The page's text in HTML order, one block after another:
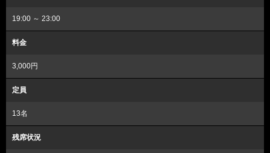
19:00 ～ 23:00
料金
3,000円
定員
13名
残席状況